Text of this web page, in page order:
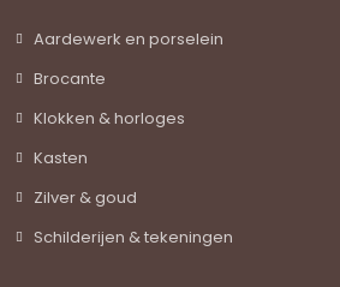
Aardewerk en porselein
Brocante
Klokken & horloges
Kasten
Zilver & goud
Schilderijen & tekeningen